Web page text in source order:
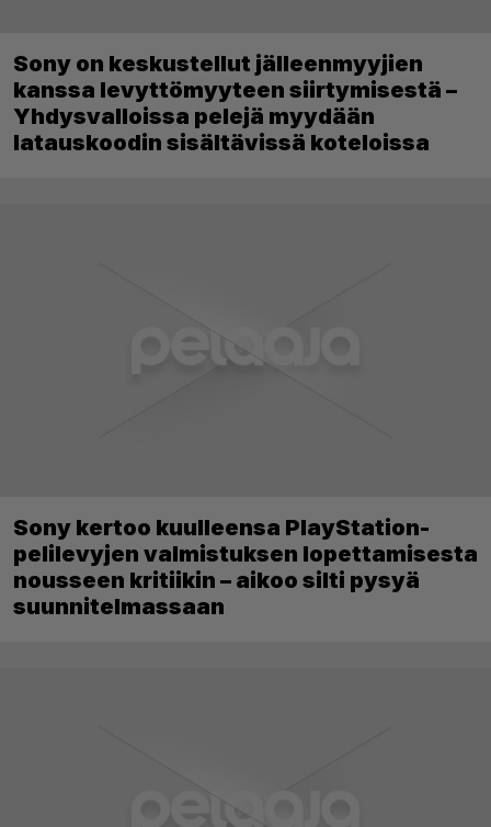
Sony on keskustellut jälleenmyyjien
kanssa levyttömyyteen siirtymisestä –
Yhdysvalloissa pelejä myydään
latauskoodin sisältävissä koteloissa
Sony kertoo kuulleensa PlayStation-
pelilevyjen valmistuksen lopettamisesta
nousseen kritiikin – aikoo silti pysyä
suunnitelmassaan